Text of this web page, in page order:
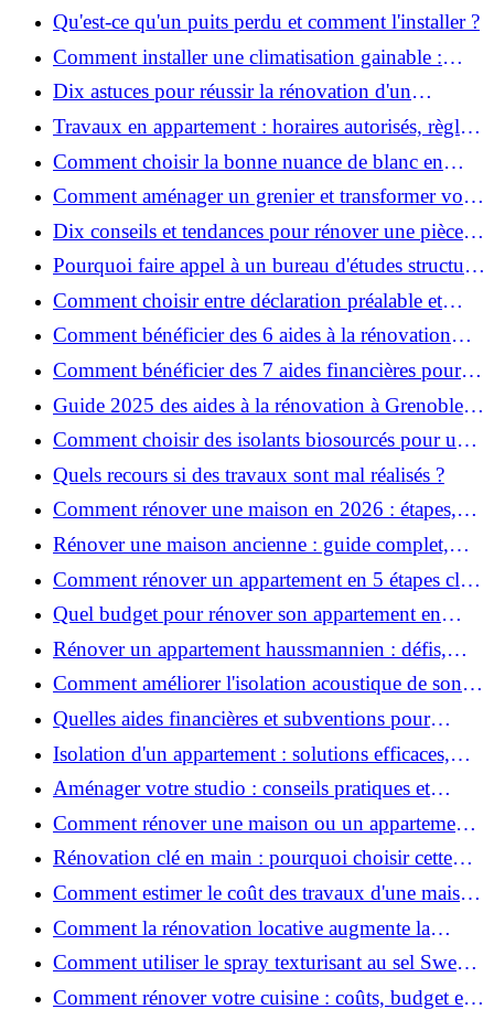
Qu'est-ce qu'un puits perdu et comment l'installer ?
Comment installer une climatisation gainable :
coût, étapes et conseils ?
Dix astuces pour réussir la rénovation d'un
appartement
Travaux en appartement : horaires autorisés, règles
et bonnes pratiques
Comment choisir la bonne nuance de blanc en
décoration et éviter les pièges ?
Comment aménager un grenier et transformer vos
combles en espace habitable ?
Dix conseils et tendances pour rénover une pièce
de la maison
Pourquoi faire appel à un bureau d'études structure
pour garantir la sécurité de vos rénovations ?
Comment choisir entre déclaration préalable et
permis de construire pour vos travaux ?
Comment bénéficier des 6 aides à la rénovation
énergétique à Grenoble ?
Comment bénéficier des 7 aides financières pour la
rénovation énergétique à Voiron ?
Guide 2025 des aides à la rénovation à Grenoble et
Voiron : MaPrimeRénov’, CEE, aides locales
Comment choisir des isolants biosourcés pour une
rénovation écologique ?
Quels recours si des travaux sont mal réalisés ?
Comment rénover une maison en 2026 : étapes,
coûts et conseils ?
Rénover une maison ancienne : guide complet,
étapes, budget et astuces
Comment rénover un appartement en 5 étapes clés
?
Quel budget pour rénover son appartement en
2026 ?
Rénover un appartement haussmannien : défis,
conseils pratiques et estimation des prix
Comment améliorer l'isolation acoustique de son
appartement ?
Quelles aides financières et subventions pour
rénover votre appartement en 2026 ?
Isolation d'un appartement : solutions efficaces,
prix et conseils
Aménager votre studio : conseils pratiques et
erreurs à éviter
Comment rénover une maison ou un appartement
avec 50 000 € : budget, étapes et astuces ?
Rénovation clé en main : pourquoi choisir cette
solution et à quoi faire attention ?
Comment estimer le coût des travaux d'une maison
?
Comment la rénovation locative augmente la
rentabilité de votre parc immobilier ?
Comment utiliser le spray texturisant au sel Sweet
Salt pour des cheveux effet plage ?
Comment rénover votre cuisine : coûts, budget et